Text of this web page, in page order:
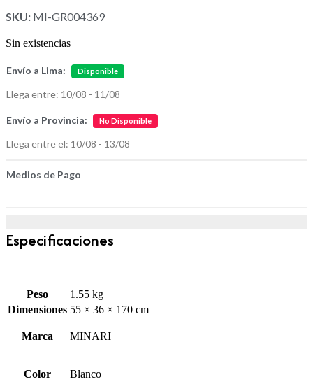
SKU: MI-GR004369
Sin existencias
Envío a Lima: Disponible
Llega entre: 10/08 - 11/08
Envío a Provincia: No Disponible
Llega entre el: 10/08 - 13/08
Medios de Pago
Especificaciones
Peso
1.55 kg
Dimensiones 55 × 36 × 170 cm
Marca MINARI
Color Blanco